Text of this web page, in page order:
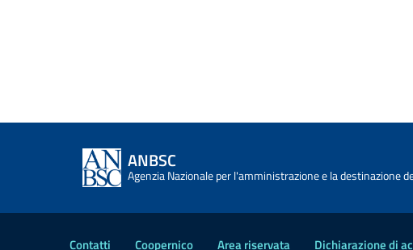
ANBSC
Agenzia Nazionale per l'amministrazione e la destinazione
Contatti Coopernico Area riservata Dichiarazione di